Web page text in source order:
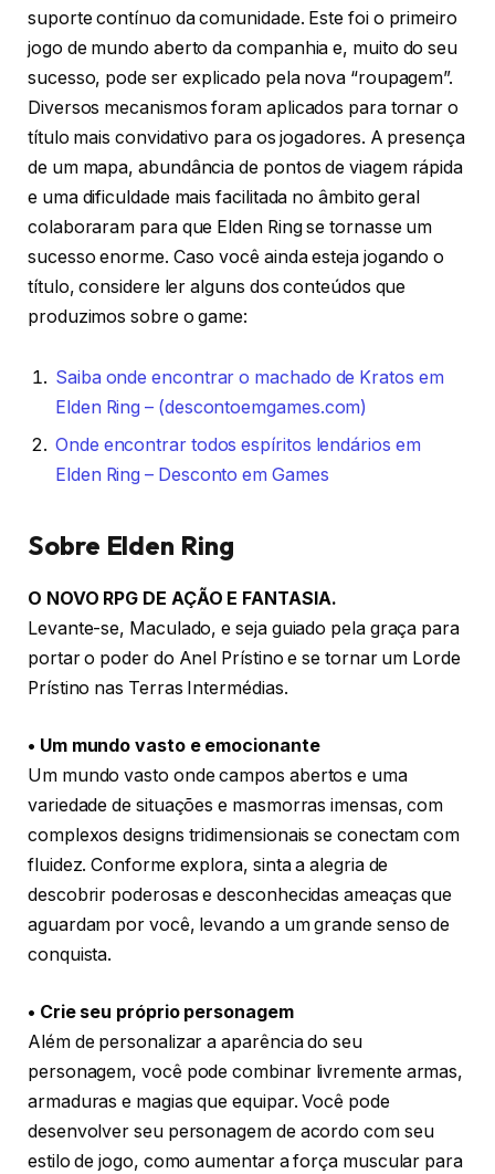
suporte contínuo da comunidade. Este foi o primeiro
jogo de mundo aberto da companhia e, muito do seu
sucesso, pode ser explicado pela nova “roupagem”.
Diversos mecanismos foram aplicados para tornar o
título mais convidativo para os jogadores. A presença
de um mapa, abundância de pontos de viagem rápida
e uma dificuldade mais facilitada no âmbito geral
colaboraram para que Elden Ring se tornasse um
sucesso enorme. Caso você ainda esteja jogando o
título, considere ler alguns dos conteúdos que
produzimos sobre o game:
Saiba onde encontrar o machado de Kratos em
Elden Ring – (descontoemgames.com)
Onde encontrar todos espíritos lendários em
Elden Ring – Desconto em Games
Sobre Elden Ring
O NOVO RPG DE AÇÃO E FANTASIA.
Levante-se, Maculado, e seja guiado pela graça para
portar o poder do Anel Prístino e se tornar um Lorde
Prístino nas Terras Intermédias.
• Um mundo vasto e emocionante
Um mundo vasto onde campos abertos e uma
variedade de situações e masmorras imensas, com
complexos designs tridimensionais se conectam com
fluidez. Conforme explora, sinta a alegria de
descobrir poderosas e desconhecidas ameaças que
aguardam por você, levando a um grande senso de
conquista.
• Crie seu próprio personagem
Além de personalizar a aparência do seu
personagem, você pode combinar livremente armas,
armaduras e magias que equipar. Você pode
desenvolver seu personagem de acordo com seu
estilo de jogo, como aumentar a força muscular para